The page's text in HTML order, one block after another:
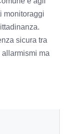
monitoraggi
sicura tra
ma